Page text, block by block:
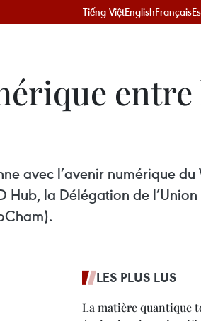
Tiếng ViệtEnglishFrançais
entre
avec l’avenir numérique
la Délégation de
LES PLUS LUS
La matière quantique